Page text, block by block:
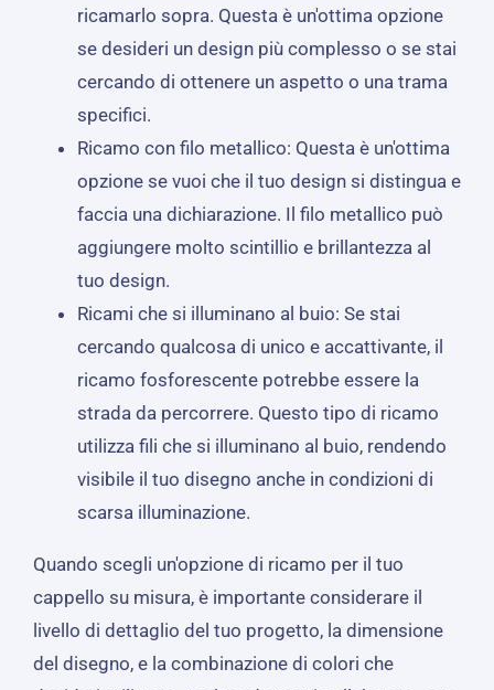
ricamarlo sopra. Questa è un'ottima opzione
se desideri un design più complesso o se stai
cercando di ottenere un aspetto o una trama
specifici.
Ricamo con filo metallico: Questa è un'ottima
opzione se vuoi che il tuo design si distingua e
faccia una dichiarazione. Il filo metallico può
aggiungere molto scintillio e brillantezza al
tuo design.
Ricami che si illuminano al buio: Se stai
cercando qualcosa di unico e accattivante, il
ricamo fosforescente potrebbe essere la
strada da percorrere. Questo tipo di ricamo
utilizza fili che si illuminano al buio, rendendo
visibile il tuo disegno anche in condizioni di
scarsa illuminazione.
Quando scegli un'opzione di ricamo per il tuo
cappello su misura, è importante considerare il
livello di dettaglio del tuo progetto, la dimensione
del disegno, e la combinazione di colori che